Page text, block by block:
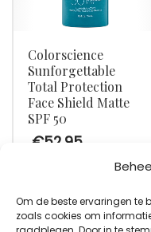
Om de beste ervaringen te
zoals cookies om
Colorscience
Sunforgettable
Total Protection
Face Shield Matte
SPF 50
€52.95